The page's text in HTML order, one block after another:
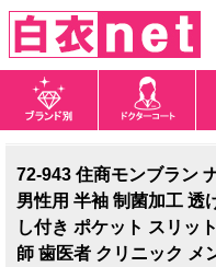
72-943 住商モンブラン
男性用 半袖 制菌加工 透
し付き ポケット スリッ
師 歯医者 クリニック メ